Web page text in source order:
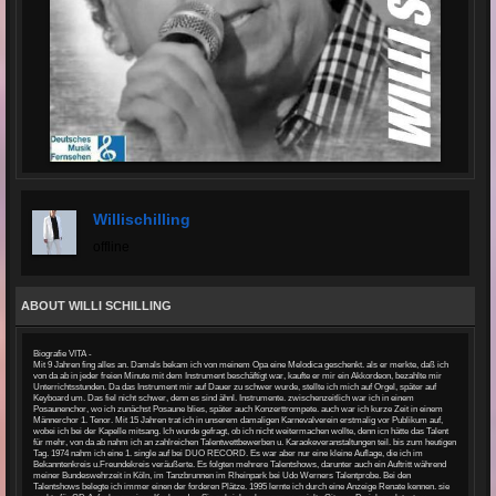
Willischilling
ABOUT WILLI SCHILLING
Biografie VITA -
Mit 9 Jahren fing alles an. Damals bekam ich von meinem Opa eine Melodica geschenkt. als er merkte, daß ich
von da ab in jeder freien Minute mit dem Instrument beschäftigt war, kaufte er mir ein Akkordeon, bezahlte mir
Unterrichtsstunden. Da das Instrument mir auf Dauer zu schwer wurde, stellte ich mich auf Orgel, später auf
Keyboard um. Das fiel nicht schwer, denn es sind ähnl. Instrumente. zwischenzeitlich war ich in einem
Posaunenchor, wo ich zunächst Posaune blies, später auch Konzerttrompete. auch war ich kurze Zeit in einem
Männerchor 1. Tenor. Mit 15 Jahren trat ich in unserem damaligen Karnevalverein erstmalig vor Publikum auf,
wobei ich bei der Kapelle mitsang. Ich wurde gefragt, ob ich nicht weitermachen wollte, denn icn hätte das Talent
für mehr, von da ab nahm ich an zahlreichen Talentwettbewerben u. Karaokeveranstaltungen teil. bis zum heutigen
Tag. 1974 nahm ich eine 1. single auf bei DUO RECORD. Es war aber nur eine kleine Auflage, die ich im
Bekanntenkreis u.Freundekreis veräußerte. Es folgten mehrere Talentshows, darunter auch ein Auftritt während
meiner Bundeswehrzeit in Köln, im Tanzbrunnen im Rheinpark bei Udo Werners Talentprobe. Bei den
Talentshows belegte ich immer einen der forderen Plätze. 1995 lernte ich durch eine Anzeige Renate kennen. sie